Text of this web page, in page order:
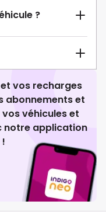
?
vos recharges
abonnements et
véhicules et
notre application